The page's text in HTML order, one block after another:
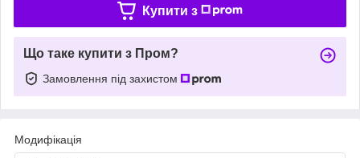
Купити з
Що таке купити з Пром?
Замовлення під захистом
Модифікація